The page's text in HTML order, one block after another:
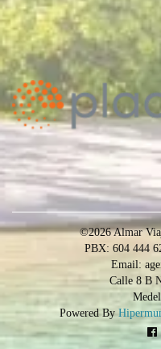
©2026 Almar
PBX: 604 444
Email:
Calle 8 B
Powered By